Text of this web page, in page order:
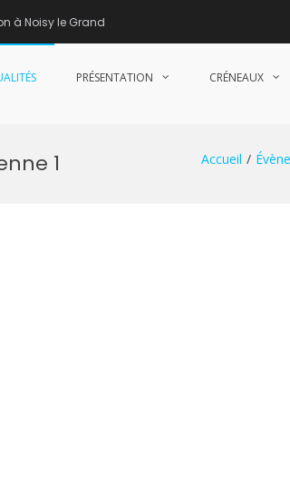
à Noisy le Grand
PRÉSENTATION CRÉNEAUX
1 Accueil